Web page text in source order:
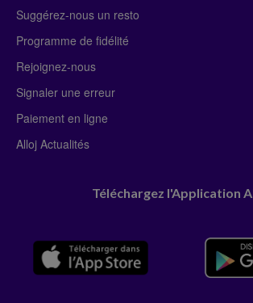
Suggérez-nous un resto
Programme de fidélité
Rejoignez-nous
Signaler une erreur
Paiement en ligne
Alloj Actualités
Téléchargez l'Application